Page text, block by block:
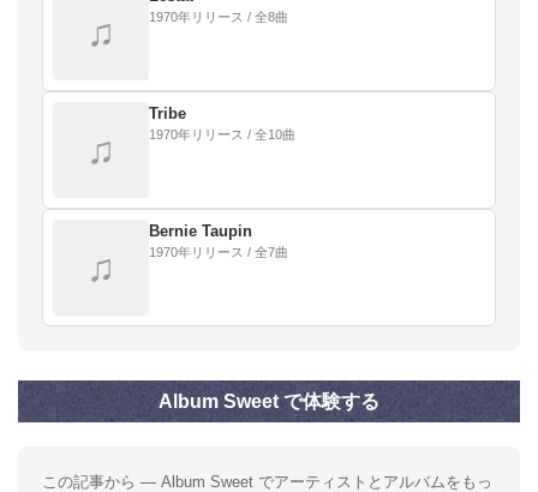
♫ 1970年リリース / 全8曲
♫
Tribe
1970年リリース / 全10曲
♫
Bernie Taupin
1970年リリース / 全7曲
Album Sweet で体験する
この記事から — Album Sweet でアーティストとアルバムをもっ